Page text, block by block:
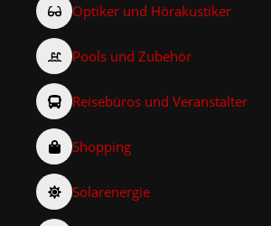
Optiker und Hörakustiker
Pools und Zubehör
Reisebüros und Veranstalter
Shopping
Solarenergie